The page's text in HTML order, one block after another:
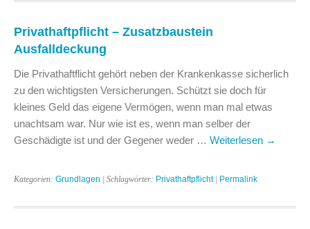
Privathaftpflicht – Zusatzbaustein
Ausfalldeckung
Die Privathaftflicht gehört neben der Krankenkasse sicherlich
zu den wichtigsten Versicherungen. Schützt sie doch für
kleines Geld das eigene Vermögen, wenn man mal etwas
unachtsam war. Nur wie ist es, wenn man selber der
Geschädigte ist und der Gegener weder … Weiterlesen →
Kategorien: Grundlagen | Schlagwörter: Privathaftpflicht| Permalink